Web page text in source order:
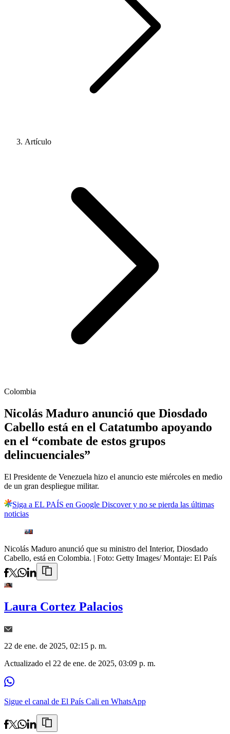
Artículo
Colombia
Nicolás Maduro anunció que Diosdado
Cabello está en el Catatumbo apoyando
en el “combate de estos grupos
delincuenciales”
El Presidente de Venezuela hizo el anuncio este miércoles en medio
de un gran despliegue militar.
Siga a EL PAÍS en Google Discover y no se pierda las últimas
noticias
Nicolás Maduro anunció que su ministro del Interior, Diosdado
Cabello, está en Colombia. | Foto: Getty Images/ Montaje: El País
Laura Cortez Palacios
22 de ene. de 2025, 02:15 p. m.
Actualizado el 22 de ene. de 2025, 03:09 p. m.
Sigue el canal de El País Cali en WhatsApp